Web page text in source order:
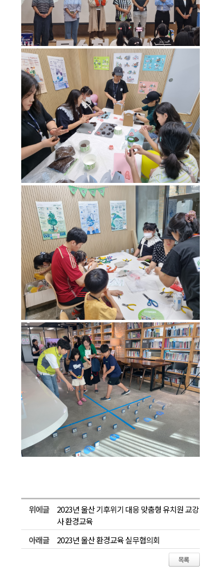
위에글
2023년 울산 기후위기 대응 맞춤형 유치원 교강
사 환경교육
아래글
2023년 울산 환경교육 실무협의회